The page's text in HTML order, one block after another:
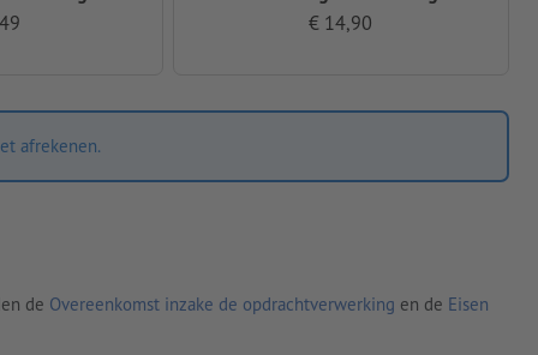
€ 14,90
afrekenen.
de Overeenkomst inzake de opdrachtverwerking en de Eisen